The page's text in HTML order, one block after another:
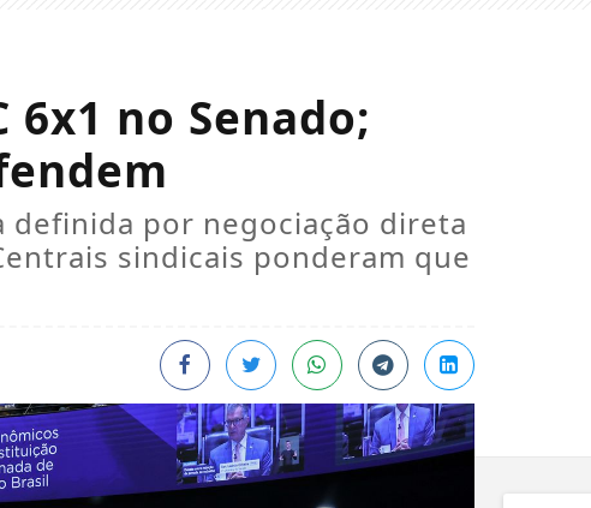
6x1 no Senado;
por negociação direta
sindicais ponderam que